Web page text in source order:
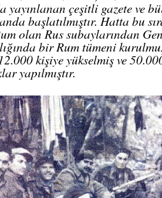
yayınlanan çeşitli gazete ve
başlatılmıştır. Hatta bu
olan Rus subaylarından
bir Rum tümeni
kişiye yükselmiş ve
yapılmıştır.